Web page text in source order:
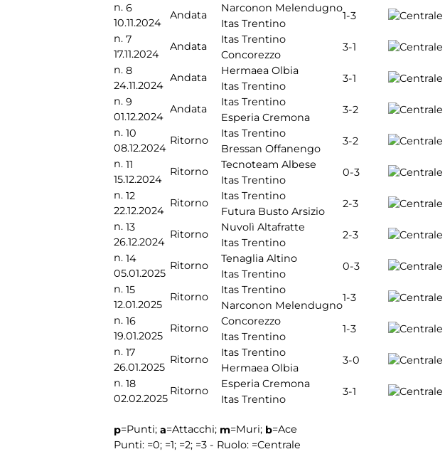
n. 6
10.11.2024
Andata
Narconon Melendugno
Itas Trentino
1-3
n. 7
17.11.2024
Andata
Itas Trentino
Concorezzo
3-1
n. 8
24.11.2024
Andata
Hermaea Olbia
Itas Trentino
3-1
n. 9
01.12.2024
Andata
Itas Trentino
Esperia Cremona
3-2
n. 10
08.12.2024
Ritorno
Itas Trentino
Bressan Offanengo
3-2
n. 11
15.12.2024
Ritorno
Tecnoteam Albese
Itas Trentino
0-3
n. 12
22.12.2024
Ritorno
Itas Trentino
Futura Busto Arsizio
2-3
n. 13
26.12.2024
Ritorno
Nuvolì Altafratte
Itas Trentino
2-3
n. 14
05.01.2025
Ritorno
Tenaglia Altino
Itas Trentino
0-3
n. 15
12.01.2025
Ritorno
Itas Trentino
Narconon Melendugno
1-3
n. 16
19.01.2025
Ritorno
Concorezzo
Itas Trentino
1-3
n. 17
26.01.2025
Ritorno
Itas Trentino
Hermaea Olbia
3-0
n. 18
02.02.2025
Ritorno
Esperia Cremona
Itas Trentino
3-1
p=Punti; a=Attacchi; m=Muri; b=Ace
Punti: =0; =1; =2; =3 - Ruolo: =Centrale